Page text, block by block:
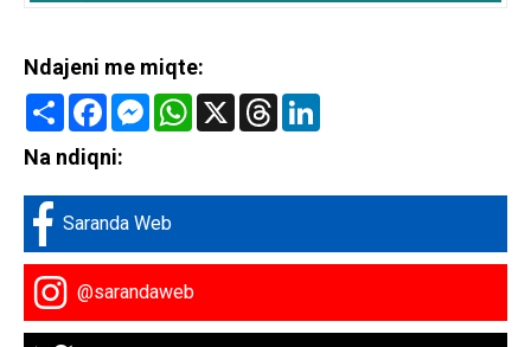
Ndajeni me miqte:
Share FacebookMessenger
WhatsApp
X Threads
Na ndiqni:
Saranda Web
@sarandaweb